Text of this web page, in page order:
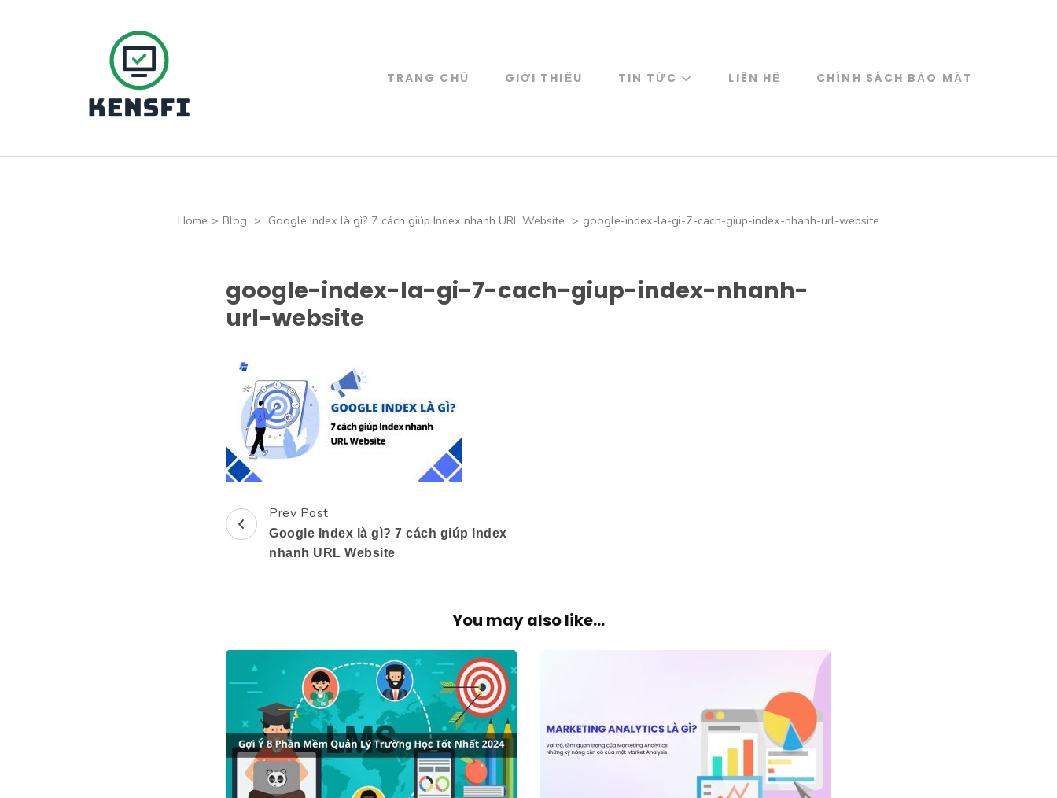
TRANG CHỦ GIỚI THIỆU TIN TỨC LIÊN HỆ CHÍNH SÁCH BẢO MẬT
Home > Blog > Google Index là gì? 7 cách giúp Index nhanh URL Website > google-index-la-gi-7-cach-giup-index-nhanh-url-website
google-index-la-gi-7-cach-giup-index-nhanh-
url-website
Post
Navigation
Prev Post
Google Index là gì? 7 cách giúp Index
nhanh URL Website
You may also like...